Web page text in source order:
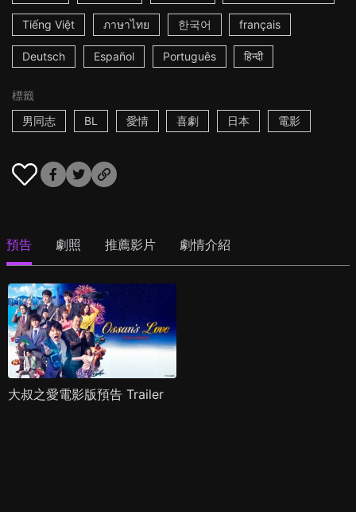
Tiếng Việt ภาษาไทย 한국어 français
Deutsch Español Português हिन्दी
標籤
男同志
BL 愛情 喜劇 日本 電影
預告 劇照 推薦影片 劇情介紹
大叔之愛電影版預告 Trailer